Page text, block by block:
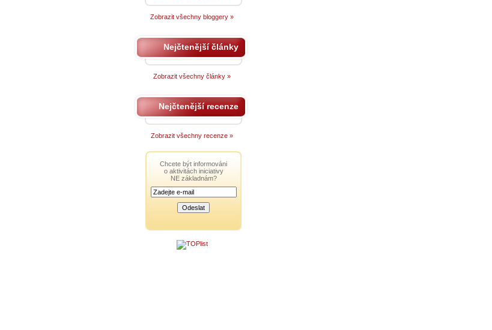
Zobrazit všechny bloggery »
Nejčtenější články
Zobrazit všechny články »
Nejčtenější recenze
Zobrazit všechny recenze »
Chcete být informováni
o aktivitách iniciativy
NE základnám?